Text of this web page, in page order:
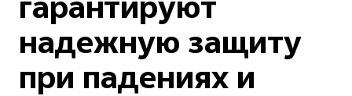
гарантируют
надежную защиту
при падениях и